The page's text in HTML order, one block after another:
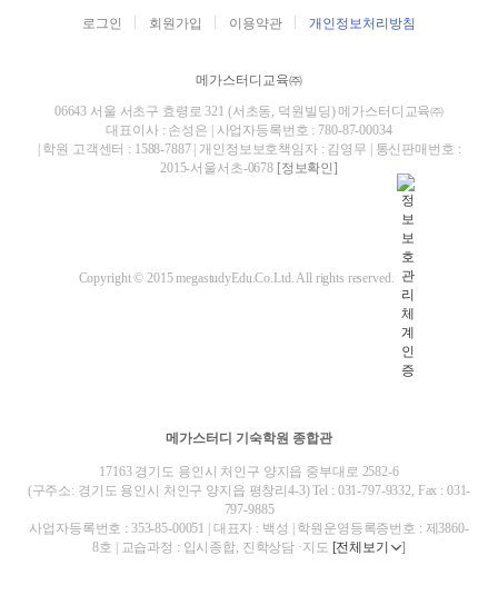
로그인 회원가입 이용약관 개인정보처리방침
메가스터디교육㈜
06643 서울 서초구 효령로 321 (서초동, 덕원빌딩) 메가스터디교육㈜
대표이사 : 손성은 | 사업자등록번호 : 780-87-00034
| 학원 고객센터 : 1588-7887 | 개인정보보호책임자 : 김영무 | 통신판매번호 :
2015-서울서초-0678 [정보확인]
Copyright © 2015 megastudyEdu.Co.Ltd. All rights reserved.
메가스터디 기숙학원 종합관
17163 경기도 용인시 처인구 양지읍 중부대로 2582-6
(구주소: 경기도 용인시 처인구 양지읍 평창리4-3) Tel : 031-797-9332, Fax : 031-
797-9885
사업자등록번호 : 353-85-00051 | 대표자 : 백성 | 학원운영등록증번호 : 제3860-
8호 | 교습과정 : 입시종합, 진학상담 ·지도 [전체보기 ]